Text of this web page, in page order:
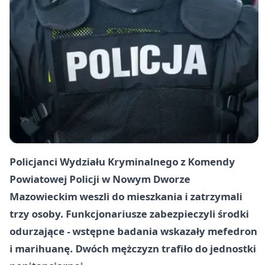
Policjanci Wydziału Kryminalnego z Komendy
Powiatowej Policji w Nowym Dworze
Mazowieckim weszli do mieszkania i zatrzymali
trzy osoby. Funkcjonariusze zabezpieczyli środki
odurzające - wstępne badania wskazały mefedron
i marihuanę. Dwóch mężczyzn trafiło do jednostki